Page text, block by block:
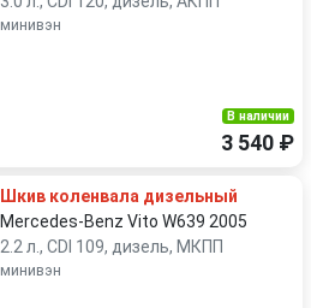
минивэн
В наличии
3 540 ₽
Шкив коленвала дизельный
Mercedes-Benz Vito W639 2005
2.2 л., CDI 109, дизель, МКПП
минивэн